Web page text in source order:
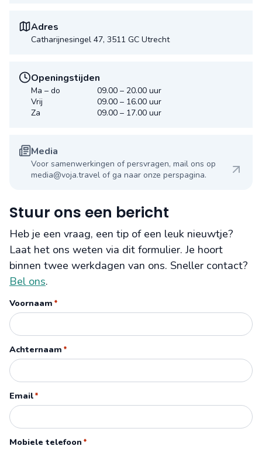
Adres
Catharijnesingel 47, 3511 GC Utrecht
Openingstijden
Ma – do
09.00 – 20.00 uur
Vrij
09.00 – 16.00 uur
Za
09.00 – 17.00 uur
Media
Voor samenwerkingen of persvragen, mail ons op
media@voja.travel of ga naar onze perspagina.
Stuur ons een bericht
Heb je een vraag, een tip of een leuk nieuwtje?
Laat het ons weten via dit formulier. Je hoort
binnen twee werkdagen van ons. Sneller contact?
Bel ons.
Voornaam *
Achternaam *
Email*
Mobiele telefoon *